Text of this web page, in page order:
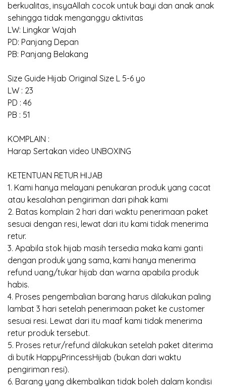
berkualitas, insyaAllah cocok untuk bayi dan anak anak
sehingga tidak menganggu aktivitas
LW: Lingkar Wajah
PD: Panjang Depan
PB: Panjang Belakang
Size Guide Hijab Original Size L 5-6 yo
LW : 23
PD : 46
PB : 51
KOMPLAIN :
Harap Sertakan video UNBOXING
KETENTUAN RETUR HIJAB
1. Kami hanya melayani penukaran produk yang cacat
atau kesalahan pengiriman dari pihak kami
2. Batas komplain 2 hari dari waktu penerimaan paket
sesuai dengan resi, lewat dari itu kami tidak menerima
retur.
3. Apabila stok hijab masih tersedia maka kami ganti
dengan produk yang sama, kami hanya menerima
refund uang/tukar hijab dan warna apabila produk
habis.
4. Proses pengembalian barang harus dilakukan paling
lambat 3 hari setelah penerimaan paket ke customer
sesuai resi. Lewat dari itu maaf kami tidak menerima
retur produk tersebut.
5. Proses retur/refund dilakukan setelah paket diterima
di butik HappyPrincessHijab (bukan dari waktu
pengiriman resi).
6. Barang yang dikembalikan tidak boleh dalam kondisi